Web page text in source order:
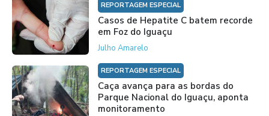
REPORTAGEM ESPECIAL
Casos de Hepatite C batem recorde
em Foz do Iguaçu
Julho Amarelo
REPORTAGEM ESPECIAL
Caça avança para as bordas do
Parque Nacional do Iguaçu, aponta
monitoramento